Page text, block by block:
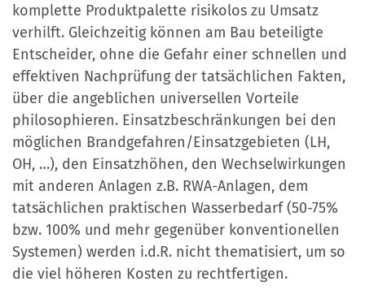
komplette Produktpalette risikolos zu Umsatz
verhilft. Gleichzeitig können am Bau beteiligte
Entscheider, ohne die Gefahr einer schnellen und
effektiven Nachprüfung der tatsächlichen Fakten,
über die angeblichen universellen Vorteile
philosophieren. Einsatzbeschränkungen bei den
möglichen Brandgefahren/Einsatzgebieten (LH,
OH, …), den Einsatzhöhen, den Wechselwirkungen
mit anderen Anlagen z.B. RWA-Anlagen, dem
tatsächlichen praktischen Wasserbedarf (50-75%
bzw. 100% und mehr gegenüber konventionellen
Systemen) werden i.d.R. nicht thematisiert, um so
die viel höheren Kosten zu rechtfertigen.